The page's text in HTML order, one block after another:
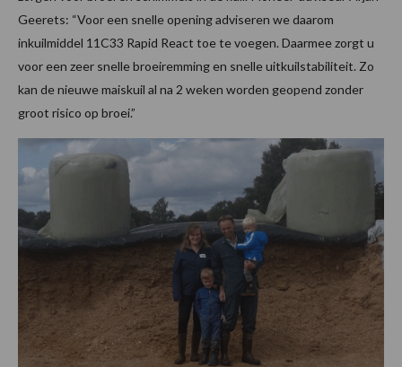
Geerets: “Voor een snelle opening adviseren we daarom
inkuilmiddel 11C33 Rapid React toe te voegen. Daarmee zorgt u
voor een zeer snelle broeiremming en snelle uitkuilstabiliteit. Zo
kan de nieuwe maiskuil al na 2 weken worden geopend zonder
groot risico op broei.”